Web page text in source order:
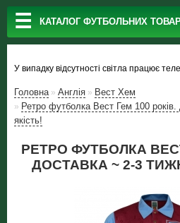
☰ КАТАЛОГ ФУТБОЛЬНИХ
У випадку відсутності світла працює
Головна » Англiя » Вест Хем
» Ретро футболка Вест Гем 100
якість!
РЕТРО ФУТБОЛКА
ДОСТАВКА ~ 2-3